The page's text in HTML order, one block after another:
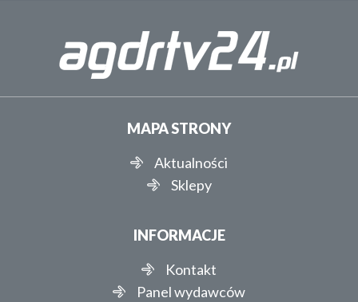
MAPA STRONY
Aktualności
Sklepy
INFORMACJE
Kontakt
Panel wydawców